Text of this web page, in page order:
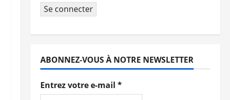
Se connecter
ABONNEZ-VOUS À NOTRE NEWSLETTER
Entrez votre e-mail *